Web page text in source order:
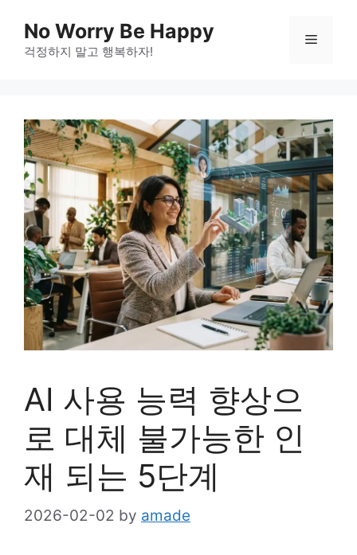
content
No Worry Be Happy
걱정하지 말고 행복하자!
Menu
AI 사용 능력 향상으
로 대체 불가능한 인
재 되는 5단계
2026-02-02 by amade